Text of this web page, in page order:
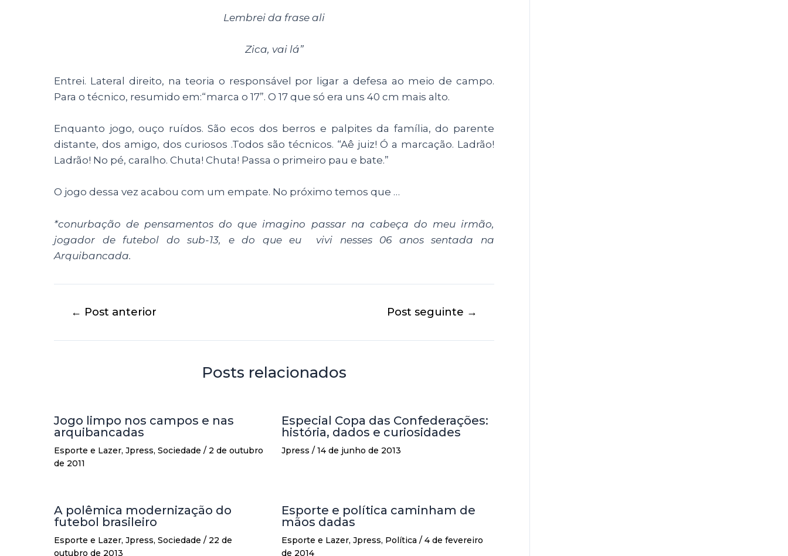
Lembrei da frase ali
Zica, vai lá”
Entrei. Lateral direito, na teoria o responsável por ligar a defesa ao meio de campo.
Para o técnico, resumido em:“marca o 17”. O 17 que só era uns 40 cm mais alto.
Enquanto jogo, ouço ruídos. São ecos dos berros e palpites da família, do parente
distante, dos amigo, dos curiosos .Todos são técnicos. “Aê juiz! Ó a marcação. Ladrão!
Ladrão! No pé, caralho. Chuta! Chuta! Passa o primeiro pau e bate.”
O jogo dessa vez acabou com um empate. No próximo temos que …
*conurbação de pensamentos do que imagino passar na cabeça do meu irmão,
jogador de futebol do sub-13, e do que eu vivi nesses 06 anos sentada na
Arquibancada.
← Post anterior Post seguinte →
Posts relacionados
Jogo limpo nos campos e nas
arquibancadas
Esporte e Lazer, Jpress, Sociedade / 2 de outubro
de 2011
Especial Copa das Confederações:
história, dados e curiosidades
Jpress / 14 de junho de 2013
A polêmica modernização do
futebol brasileiro
Esporte e Lazer, Jpress, Sociedade / 22 de
outubro de 2013
Esporte e política caminham de
mãos dadas
Esporte e Lazer, Jpress, Política / 4 de fevereiro
de 2014